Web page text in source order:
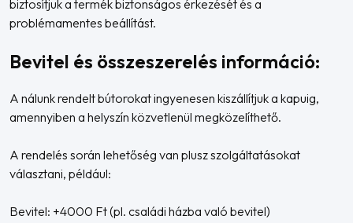
biztosítjuk a termék biztonságos érkezését és a
problémamentes beállítást.
Bevitel és összeszerelés információ:
A nálunk rendelt bútorokat ingyenesen kiszállítjuk a kapuig,
amennyiben a helyszín közvetlenül megközelíthető.
A rendelés során lehetőség van plusz szolgáltatásokat
választani, például:
Bevitel: +4000 Ft (pl. családi házba való bevitel)